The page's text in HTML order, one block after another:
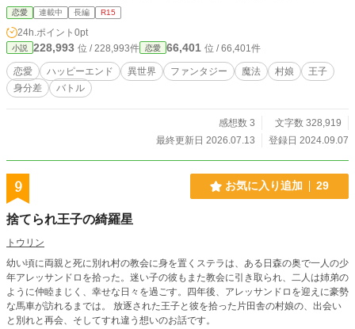
運命の歯車が動き出す。 闇の魔力を持つ者が出現し、それによってアンジュの
魔力にも変化が表れる。どうやら二百年前の最後の光魔法士と関係がありそう
で・・・？ 互いに惹かれながらも、身分差や婚約者候補という問題にぶつかる
アンジュとレイフォナーの恋の行方は・・・。 そして闇の魔力を持つ者と戦う
運命にあるアンジュは、世界を救うことができるのか―――。 ※小説家になろ
うにも投稿しています。
恋愛 連載中 長編 R15
24h.ポイント 0pt
小説 228,993 位 / 228,993件 恋愛 66,401 位 / 66,401件
恋愛 ハッピーエンド 異世界 ファンタジー 魔法 村娘
王子
身分差
バトル
感想数 3
文字数 328,919
最終更新日 2026.07.13
登録日 2024.09.07
9 お気に入り追加 29
捨てられ王子の綺羅星
トウリン
幼い頃に両親と死に別れ村の教会に身を置くステラは、ある日森の奥で一人の少
年アレッサンドロを拾った。迷い子の彼もまた教会に引き取られ、二人は姉弟の
ように仲睦まじく、幸せな日々を過ごす。四年後、アレッサンドロを迎えに豪勢
な馬車が訪れるまでは。 放逐された王子と彼を拾った片田舎の村娘の、出会い
と別れと再会、そしてすれ違う想いのお話です。